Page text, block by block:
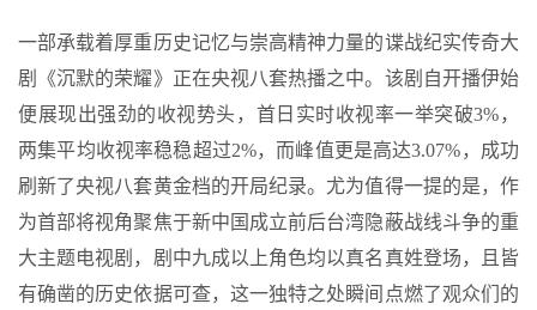
一部承载着厚重历史记忆与崇高精神力量的谍战纪实传奇大
剧《沉默的荣耀》正在央视八套热播之中。该剧自开播伊始
便展现出强劲的收视势头，首日实时收视率一举突破3%，
两集平均收视率稳稳超过2%，而峰值更是高达3.07%，成功
刷新了央视八套黄金档的开局纪录。尤为值得一提的是，作
为首部将视角聚焦于新中国成立前后台湾隐蔽战线斗争的重
大主题电视剧，剧中九成以上角色均以真名真姓登场，且皆
有确凿的历史依据可查，这一独特之处瞬间点燃了观众们的